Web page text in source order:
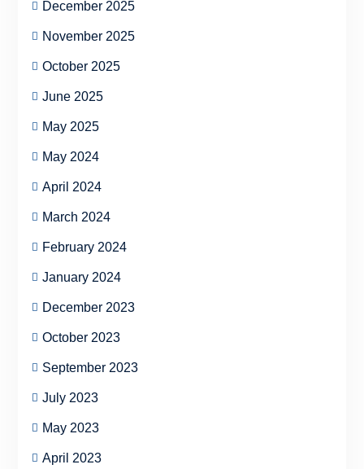
December 2025
November 2025
October 2025
June 2025
May 2025
May 2024
April 2024
March 2024
February 2024
January 2024
December 2023
October 2023
September 2023
July 2023
May 2023
April 2023